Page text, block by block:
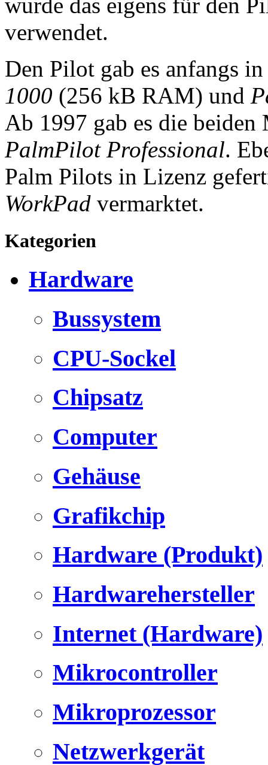
verwendet.
Den Pilot gab es anfangs
1000 (256 kB RAM) und
Ab 1997 gab es die
PalmPilot Professional.
Palm Pilots in Lizenz
WorkPad vermarktet.
Kategorien
Hardware
Bussystem
CPU-Sockel
Chipsatz
Computer
Gehäuse
Grafikchip
Hardware (Produkt)
Hardwarehersteller
Internet (Hardware)
Mikrocontroller
Mikroprozessor
Netzwerkgerät